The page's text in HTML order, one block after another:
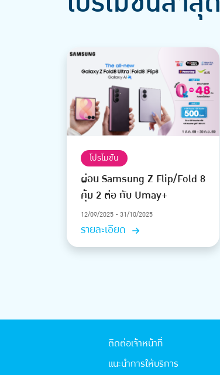
โปรโมชัน
ผ่อน Samsung Z Flip/Fold 8
คุ้ม 2 ต่อ กับ Umay+
12/09/2025 - 31/10/2025
รายละเอียด
ติดต่อเจ้าหน้าที่
แนะนำการให้บริการ